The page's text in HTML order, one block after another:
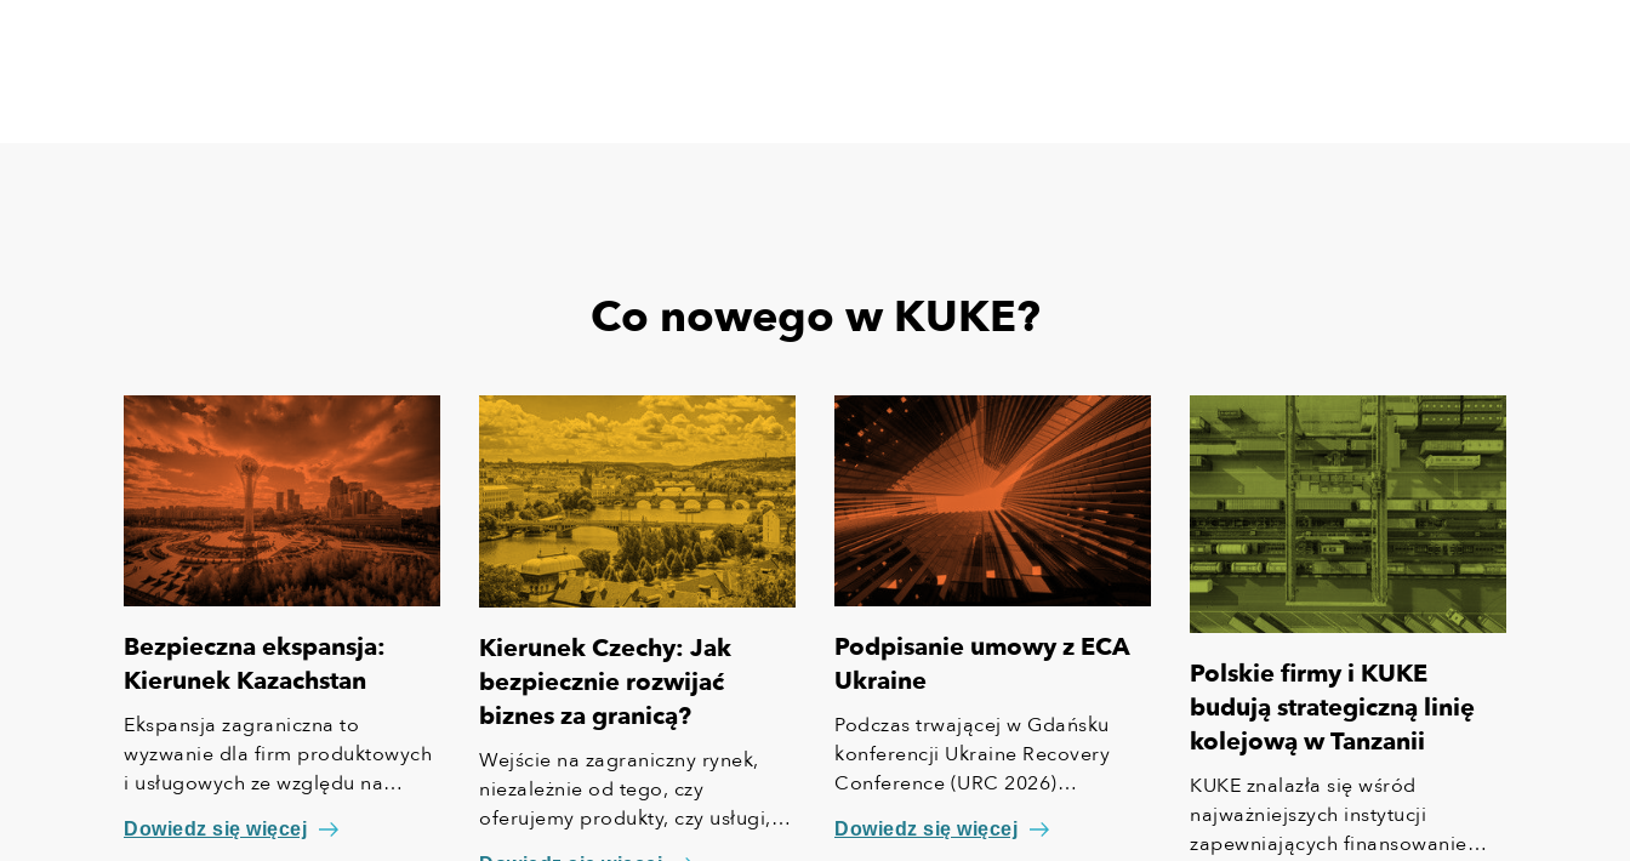
Co nowego w KUKE?
Bezpieczna ekspansja:
Kierunek Kazachstan
Ekspansja zagraniczna to
wyzwanie dla firm produktowych
i usługowych ze względu na
rynku. Różnice dotyczą nie tylko
Dowiedz się więcej
Kierunek Czechy: Jak
bezpiecznie rozwijać
biznes za granicą?
Wejście na zagraniczny rynek,
niezależnie od tego, czy
oferujemy produkty, czy usługi,
Podpisanie umowy z ECA
Ukraine
Podczas trwającej w Gdańsku
konferencji Ukraine Recovery
Conference (URC 2026)
umowę (Memorandum of
Dowiedz się więcej
Polskie firmy i KUKE
budują strategiczną linię
kolejową w Tanzanii
KUKE znalazła się wśród
najważniejszych instytucji
zapewniających finansowanie